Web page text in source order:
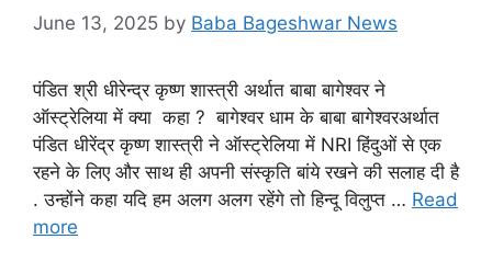
June 13, 2025 by Baba Bageshwar News
पंडित श्री धीरेन्द्र कृष्ण शास्त्री अर्थात बाबा बागेश्वर ने
ऑस्ट्रेलिया में क्या कहा ? बागेश्वर धाम के बाबा बागेश्वरअर्थात
पंडित धीरेंद्र कृष्ण शास्त्री ने ऑस्ट्रेलिया में NRI हिंदुओं से एक
रहने के लिए और साथ ही अपनी संस्कृति बांये रखने की सलाह दी है
. उन्होंने कहा यदि हम अलग अलग रहेंगे तो हिन्दू विलुप्त … Read
more